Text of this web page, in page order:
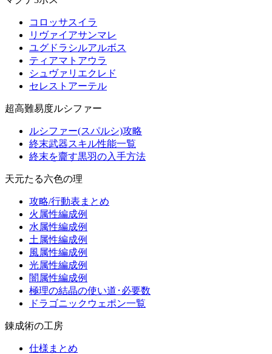
コロッサスイラ
リヴァイアサンマレ
ユグドラシルアルボス
ティアマトアウラ
シュヴァリエクレド
セレストアーテル
超高難易度ルシファー
ルシファー(スパルシ)攻略
終末武器スキル性能一覧
終末を齎す黒羽の入手方法
天元たる六色の理
攻略/行動表まとめ
火属性編成例
水属性編成例
土属性編成例
風属性編成例
光属性編成例
闇属性編成例
極理の結晶の使い道･必要数
ドラゴニックウェポン一覧
錬成術の工房
仕様まとめ